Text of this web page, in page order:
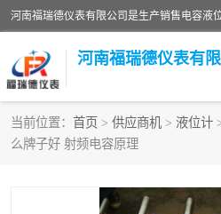
河南福瑞德仪表有
当前位置： 首页 > 供应商机 > 液位计
么牌子好 射频电容原理
液位计